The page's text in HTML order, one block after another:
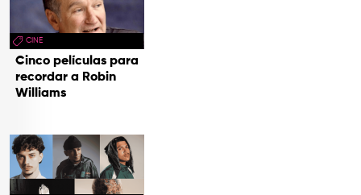
CINE
Cinco películas para
recordar a Robin
Williams